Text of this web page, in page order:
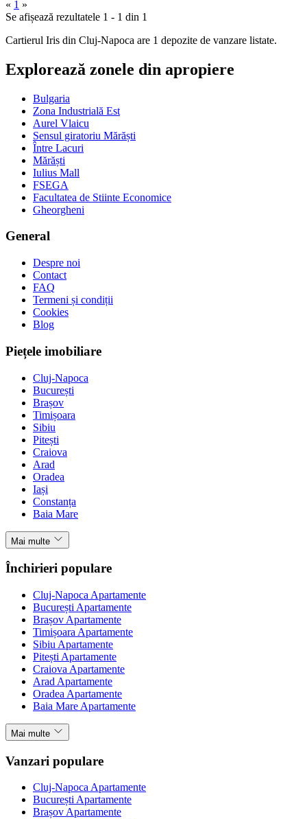
« 1 »
Se afișează rezultatele 1 - 1 din 1
Cartierul Iris din Cluj-Napoca are 1 depozite de vanzare listate.
Explorează zonele din apropiere
Bulgaria
Zona Industrială Est
Aurel Vlaicu
Sensul giratoriu Mărăști
Între Lacuri
Mărăști
Iulius Mall
FSEGA
Facultatea de Stiinte Economice
Gheorgheni
General
Despre noi
Contact
FAQ
Termeni și condiții
Cookies
Blog
Piețele imobiliare
Cluj-Napoca
București
Brașov
Timișoara
Sibiu
Pitești
Craiova
Arad
Oradea
Iași
Constanța
Baia Mare
Mai multe
Închirieri populare
Cluj-Napoca Apartamente
București Apartamente
Brașov Apartamente
Timișoara Apartamente
Sibiu Apartamente
Pitești Apartamente
Craiova Apartamente
Arad Apartamente
Oradea Apartamente
Baia Mare Apartamente
Mai multe
Vanzari populare
Cluj-Napoca Apartamente
București Apartamente
Brașov Apartamente